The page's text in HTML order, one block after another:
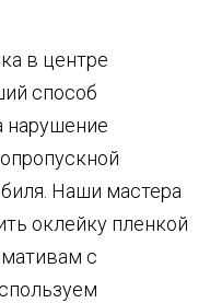
в центре
способ
нарушение
Наши мастера
оклейку пленкой
с